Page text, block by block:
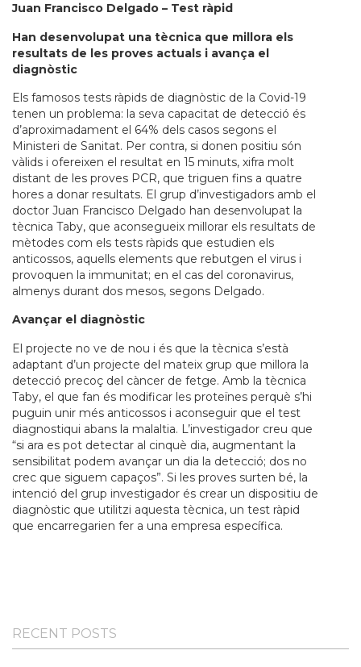
Juan Francisco Delgado – Test ràpid
Han desenvolupat una tècnica que millora els
resultats de les proves actuals i avança el
diagnòstic
Els famosos tests ràpids de diagnòstic de la Covid-19
tenen un problema: la seva capacitat de detecció és
d’aproximadament el 64% dels casos segons el
Ministeri de Sanitat. Per contra, si donen positiu són
vàlids i ofereixen el resultat en 15 minuts, xifra molt
distant de les proves PCR, que triguen fins a quatre
hores a donar resultats. El grup d’investigadors amb el
doctor Juan Francisco Delgado han desenvolupat la
tècnica Taby, que aconsegueix millorar els resultats de
mètodes com els tests ràpids que estudien els
anticossos, aquells elements que rebutgen el virus i
provoquen la immunitat; en el cas del coronavirus,
almenys durant dos mesos, segons Delgado.
Avançar el diagnòstic
El projecte no ve de nou i és que la tècnica s’està
adaptant d’un projecte del mateix grup que millora la
detecció precoç del càncer de fetge. Amb la tècnica
Taby, el que fan és modificar les proteïnes perquè s’hi
puguin unir més anticossos i aconseguir que el test
diagnostiqui abans la malaltia. L’investigador creu que
“si ara es pot detectar al cinquè dia, augmentant la
sensibilitat podem avançar un dia la detecció; dos no
crec que siguem capaços”. Si les proves surten bé, la
intenció del grup investigador és crear un dispositiu de
diagnòstic que utilitzi aquesta tècnica, un test ràpid
que encarregarien fer a una empresa específica.
RECENT POSTS